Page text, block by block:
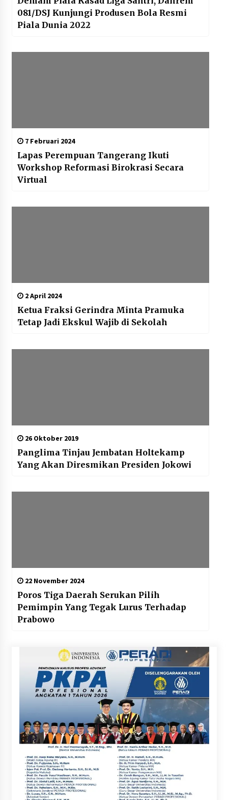
081/DSJ Kunjungi Produsen Bola Resmi
Piala Dunia 2022
7 Februari 2024
Lapas Perempuan Tangerang Ikuti
Workshop Reformasi Birokrasi Secara
Virtual
2 April 2024
Ketua Fraksi Gerindra Minta Pramuka
Tetap Jadi Ekskul Wajib di Sekolah
26 Oktober 2019
Panglima Tinjau Jembatan Holtekamp
Yang Akan Diresmikan Presiden Jokowi
22 November 2024
Poros Tiga Daerah Serukan Pilih
Pemimpin Yang Tegak Lurus Terhadap
Prabowo